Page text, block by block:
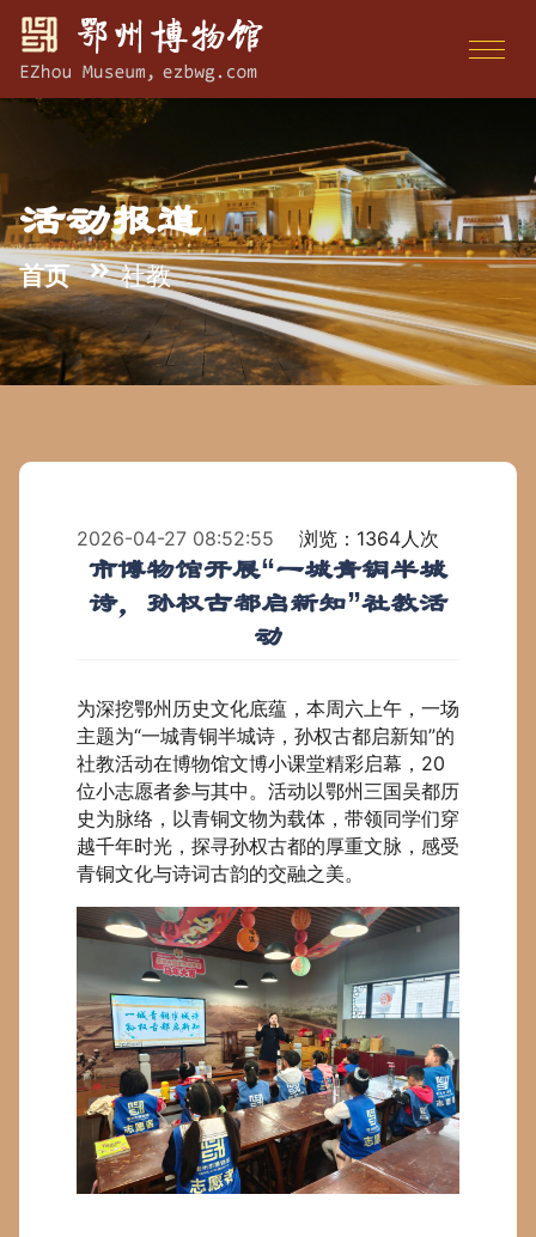
活动报道
首页 社教
2026-04-27 08:52:55 浏览：1364人次
市博物馆开展“一城青铜半城
诗，孙权古都启新知”社教活
动
为深挖鄂州历史文化底蕴，本周六上午，一场
主题为“一城青铜半城诗，孙权古都启新知”的
社教活动在博物馆文博小课堂精彩启幕，20
位小志愿者参与其中。活动以鄂州三国吴都历
史为脉络，以青铜文物为载体，带领同学们穿
越千年时光，探寻孙权古都的厚重文脉，感受
青铜文化与诗词古韵的交融之美。